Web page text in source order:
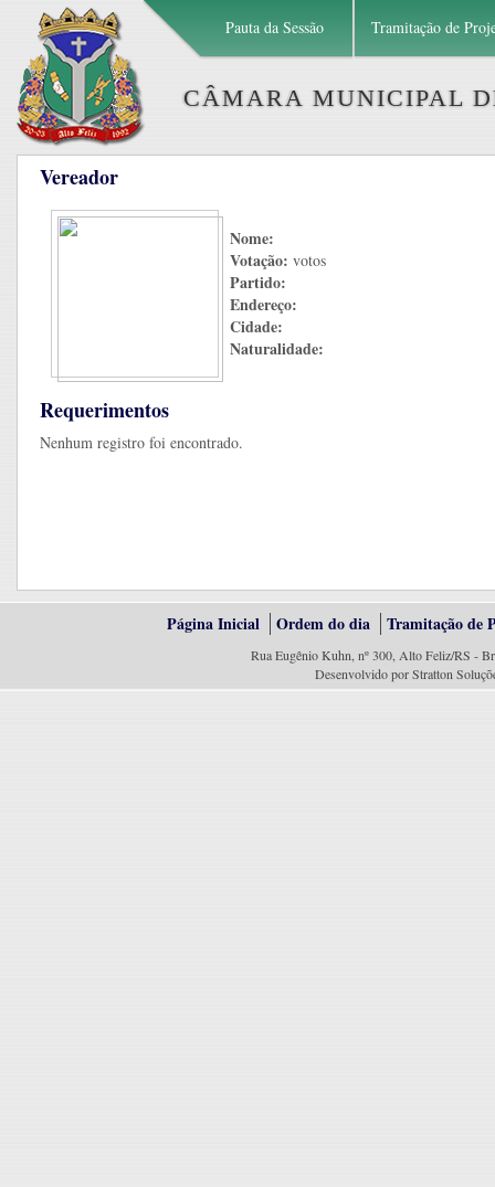
Pauta da Sessão Tramitação de
CÂMARA MUNICIPAL
Vereador
Nome:
Votação: votos
Partido:
Endereço:
Cidade:
Naturalidade:
Requerimentos
Nenhum registro foi encontrado.
Página Inicial Ordem do dia Tramitação de
Rua Eugênio Kuhn, nº 300, Alto Feliz/RS -
Desenvolvido por Stratton